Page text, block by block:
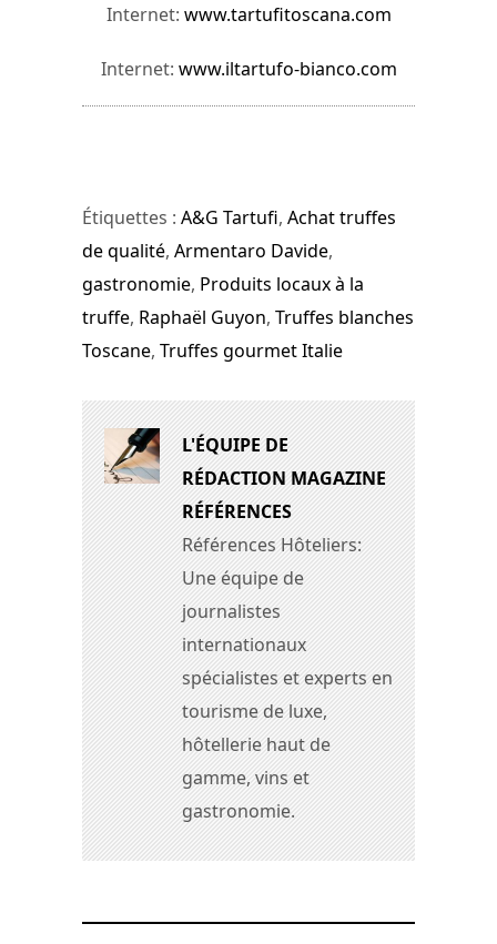
Internet: www.tartufitoscana.com
Internet: www.iltartufo-bianco.com
Étiquettes : A&G Tartufi, Achat truffes
de qualité, Armentaro Davide,
gastronomie, Produits locaux à la
truffe, Raphaël Guyon, Truffes blanches
Toscane, Truffes gourmet Italie
L'ÉQUIPE DE
RÉDACTION MAGAZINE
RÉFÉRENCES
Références Hôteliers:
Une équipe de
journalistes
internationaux
spécialistes et experts en
tourisme de luxe,
hôtellerie haut de
gamme, vins et
gastronomie.